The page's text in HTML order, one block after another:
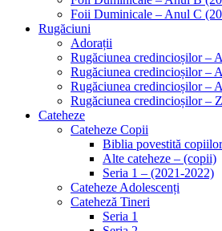
Foii Duminicale – Anul C
Rugăciuni
Adorații
Rugăciunea credincioșilor –
Rugăciunea credincioșilor –
Rugăciunea credincioșilor –
Rugăciunea credincioșilor –
Cateheze
Cateheze Copii
Biblia povestită copiilor
Alte cateheze – (copii)
Seria 1 – (2021-2022)
Cateheze Adolescenți
Cateheză Tineri
Seria 1